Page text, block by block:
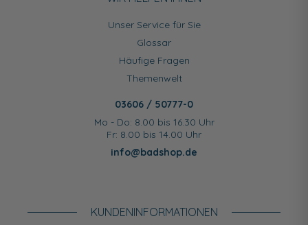
Unser Service für Sie
Glossar
Häufige Fragen
Themenwelt
03606 / 50777-0
Mo - Do: 8.00 bis 16.30 Uhr
Fr: 8.00 bis 14.00 Uhr
info@badshop.de
KUNDEN­INFORMATIONEN